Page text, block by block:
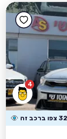
4
32 צפו ברכב זה